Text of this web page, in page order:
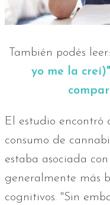
También podés leer:
yo me la
El estudio
consumo de
estaba asociada
generalmente más
cognitivos. "Sin